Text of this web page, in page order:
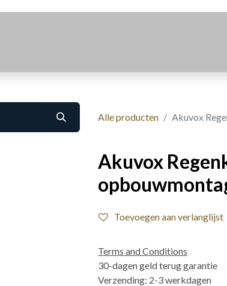
Alle producten Akuvox
Akuvox
Toevoegen aan verlanglijst
Terms and Conditions
30-dagen geld terug garantie
Verzending: 2-3 werkdagen